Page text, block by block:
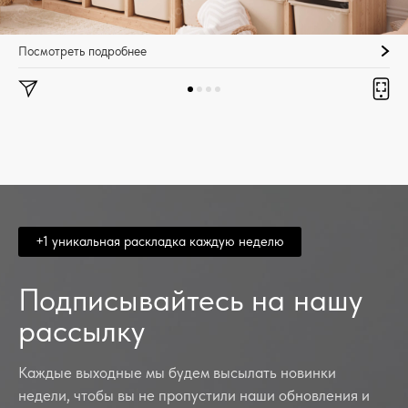
Посмотреть подробнее
+1 уникальная раскладка каждую неделю
Подписывайтесь на нашу
рассылку
Каждые выходные мы будем высылать новинки
недели, чтобы вы не пропустили наши обновления и